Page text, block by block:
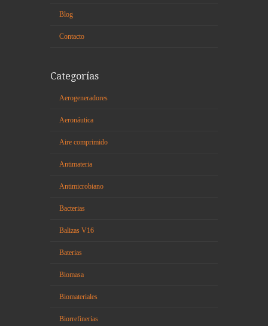
Blog
Contacto
Categorías
Aerogeneradores
Aeronáutica
Aire comprimido
Antimateria
Antimicrobiano
Bacterias
Balizas V16
Baterias
Biomasa
Biomateriales
Biorrefinerías